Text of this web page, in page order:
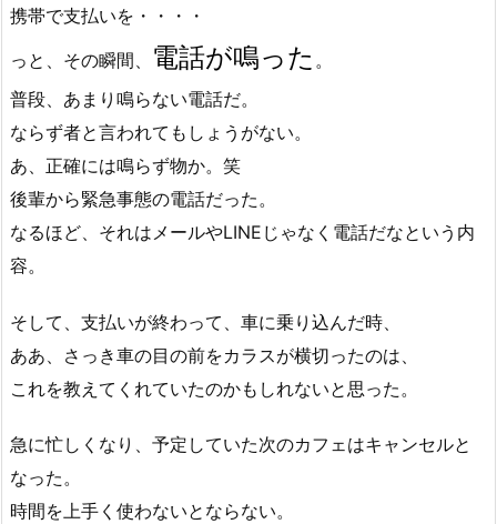
携帯で支払いを・・・・
っと、その瞬間、 電話が鳴った 。
普段、あまり鳴らない電話だ。
ならず者と言われてもしょうがない。
あ、正確には鳴らず物か。笑
後輩から緊急事態の電話だった。
なるほど、それはメールやLINEじゃなく電話だなという内
容。
そして、支払いが終わって、車に乗り込んだ時、
ああ、さっき車の目の前をカラスが横切ったのは、
これを教えてくれていたのかもしれないと思った。
急に忙しくなり、予定していた次のカフェはキャンセルと
なった。
時間を上手く使わないとならない。